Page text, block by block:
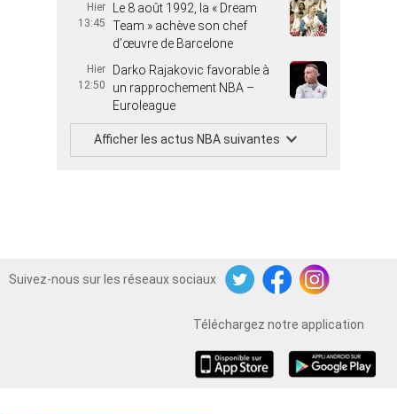
Hier
13:45
Le 8 août 1992, la « Dream
Team » achève son chef
d’œuvre de Barcelone
Hier
12:50
Darko Rajakovic favorable à
un rapprochement NBA –
Euroleague
Afficher les actus NBA suivantes
Suivez-nous sur les réseaux sociaux
TwitterFacebookInstagram
Téléchargez notre application